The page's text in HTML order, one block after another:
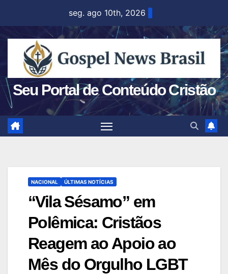
content
seg. ago 10th, 2026
Seu Portal de Conteúdo Cristão
NACIONAL ÚLTIMAS NOTÍCIAS
“Vila Sésamo” em
Polêmica: Cristãos
Reagem ao Apoio ao
Mês do Orgulho LGBT